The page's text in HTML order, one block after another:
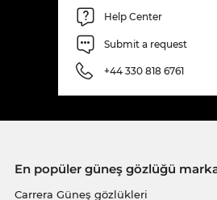
Help Center
Submit a request
+44 330 818 6761
En popüler güneş gözlüğü
Carrera Güneş gözlükleri